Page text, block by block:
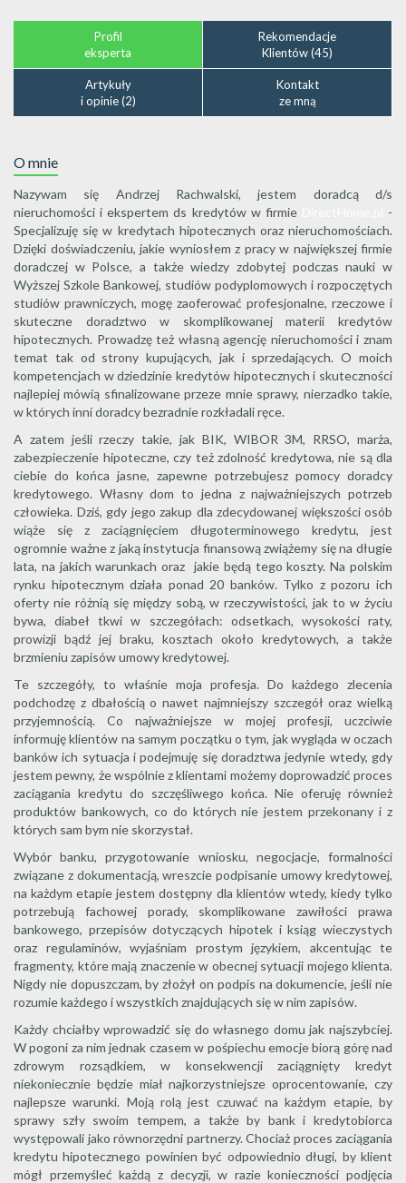
Profil
eksperta
Rekomendacje
Klientów (45)
Artykuły
i opinie (2)
Kontakt
ze mną
O mnie
Nazywam się Andrzej Rachwalski, jestem doradcą d/s
nieruchomości i ekspertem ds kredytów w firmie
-
Specjalizuję się w kredytach hipotecznych oraz nieruchomościach.
Dzięki doświadczeniu, jakie wyniosłem z pracy w największej firmie
doradczej w Polsce, a także wiedzy zdobytej podczas nauki w
Wyższej Szkole Bankowej, studiów podyplomowych i rozpoczętych
studiów prawniczych, mogę zaoferować profesjonalne, rzeczowe i
skuteczne doradztwo w skomplikowanej materii kredytów
hipotecznych. Prowadzę też własną agencję nieruchomości i znam
temat tak od strony kupujących, jak i sprzedających. O moich
kompetencjach w dziedzinie kredytów hipotecznych i skuteczności
najlepiej mówią sfinalizowane przeze mnie sprawy, nierzadko takie,
w których inni doradcy bezradnie rozkładali ręce.
A zatem jeśli rzeczy takie, jak BIK, WIBOR 3M, RRSO, marża,
zabezpieczenie hipoteczne, czy też zdolność kredytowa, nie są dla
ciebie do końca jasne, zapewne potrzebujesz pomocy doradcy
kredytowego. Własny dom to jedna z najważniejszych potrzeb
człowieka. Dziś, gdy jego zakup dla zdecydowanej większości osób
wiąże się z zaciągnięciem długoterminowego kredytu, jest
ogromnie ważne z jaką instytucja finansową zwiążemy się na długie
lata, na jakich warunkach oraz jakie będą tego koszty. Na polskim
rynku hipotecznym działa ponad 20 banków. Tylko z pozoru ich
oferty nie różnią się między sobą, w rzeczywistości, jak to w życiu
bywa, diabeł tkwi w szczegółach: odsetkach, wysokości raty,
prowizji bądź jej braku, kosztach około kredytowych, a także
brzmieniu zapisów umowy kredytowej.
Te szczegóły, to właśnie moja profesja. Do każdego zlecenia
podchodzę z dbałością o nawet najmniejszy szczegół oraz wielką
przyjemnością. Co najważniejsze w mojej profesji, uczciwie
informuję klientów na samym początku o tym, jak wygląda w oczach
banków ich sytuacja i podejmuję się doradztwa jedynie wtedy, gdy
jestem pewny, że wspólnie z klientami możemy doprowadzić proces
zaciągania kredytu do szczęśliwego końca. Nie oferuję również
produktów bankowych, co do których nie jestem przekonany i z
których sam bym nie skorzystał.
Wybór banku, przygotowanie wniosku, negocjacje, formalności
związane z dokumentacją, wreszcie podpisanie umowy kredytowej,
na każdym etapie jestem dostępny dla klientów wtedy, kiedy tylko
potrzebują fachowej porady, skomplikowane zawiłości prawa
bankowego, przepisów dotyczących hipotek i ksiąg wieczystych
oraz regulaminów, wyjaśniam prostym językiem, akcentując te
fragmenty, które mają znaczenie w obecnej sytuacji mojego klienta.
Nigdy nie dopuszczam, by złożył on podpis na dokumencie, jeśli nie
rozumie każdego i wszystkich znajdujących się w nim zapisów.
Każdy chciałby wprowadzić się do własnego domu jak najszybciej.
W pogoni za nim jednak czasem w pośpiechu emocje biorą górę nad
zdrowym rozsądkiem, w konsekwencji zaciągnięty kredyt
niekoniecznie będzie miał najkorzystniejsze oprocentowanie, czy
najlepsze warunki. Moją rolą jest czuwać na każdym etapie, by
sprawy szły swoim tempem, a także by bank i kredytobiorca
występowali jako równorzędni partnerzy. Chociaż proces zaciągania
kredytu hipotecznego powinien być odpowiednio długi, by klient
mógł przemyśleć każdą z decyzji, w razie konieczności podjęcia